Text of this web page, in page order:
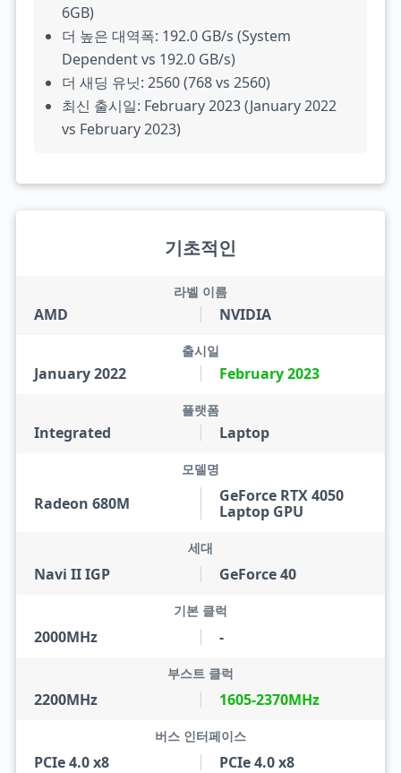
6GB)
더 높은 대역폭: 192.0 GB/s (System
Dependent vs 192.0 GB/s)
더 새딩 유닛: 2560 (768 vs 2560)
최신 출시일: February 2023 (January 2022
vs February 2023)
기초적인
AMD
라벨 이름
NVIDIA
January 2022
출시일
February 2023
Integrated
플랫폼
Laptop
Radeon 680M
모델명
GeForce RTX 4050
Laptop GPU
Navi II IGP
세대
GeForce 40
2000MHz
기본 클럭
-
2200MHz
부스트 클럭
1605-2370MHz
PCIe 4.0 x8
버스 인터페이스
PCIe 4.0 x8